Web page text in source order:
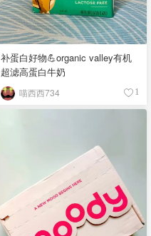
补蛋白好物💪organic valley有机
超滤高蛋白牛奶
喵西西734 1